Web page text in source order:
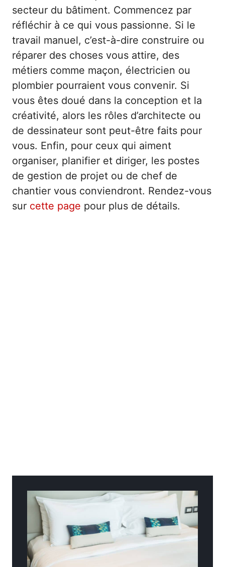
secteur du bâtiment. Commencez par
réfléchir à ce qui vous passionne. Si le
travail manuel, c’est-à-dire construire ou
réparer des choses vous attire, des
métiers comme maçon, électricien ou
plombier pourraient vous convenir. Si
vous êtes doué dans la conception et la
créativité, alors les rôles d’architecte ou
de dessinateur sont peut-être faits pour
vous. Enfin, pour ceux qui aiment
organiser, planifier et diriger, les postes
de gestion de projet ou de chef de
chantier vous conviendront. Rendez-vous
sur cette page pour plus de détails.